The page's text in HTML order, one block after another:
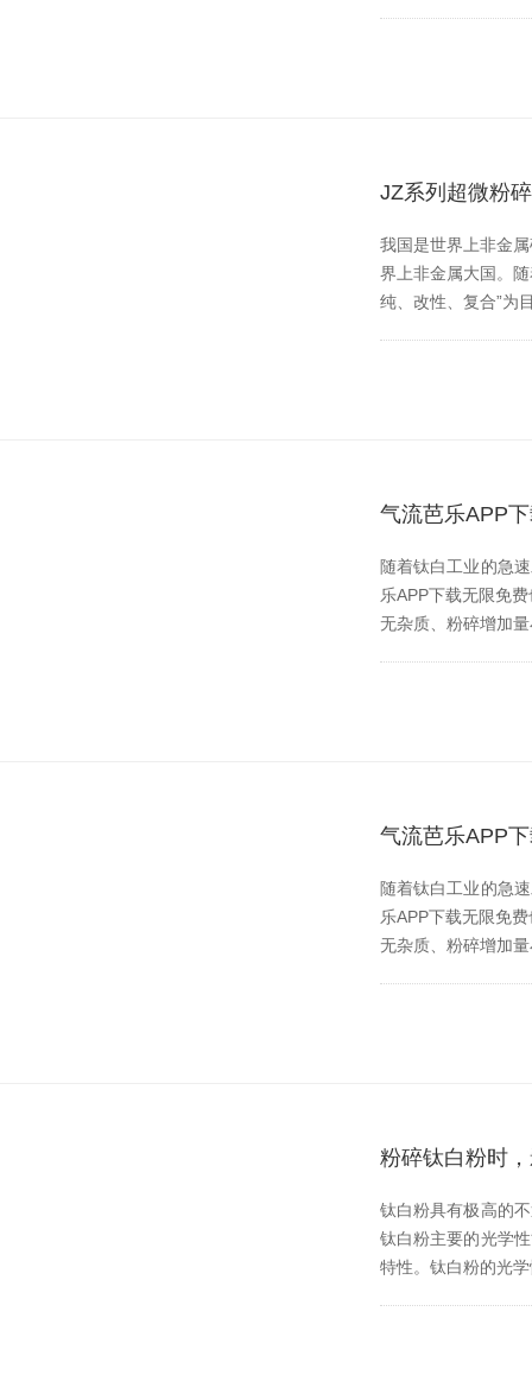
JZ系列超微粉
我国是世界上非金属
界上非金属大国。
纯、改性、复合
气流芭乐APP
随着钛白工业的急速
乐APP下载无限免费也
无杂质、粉碎增
气流芭乐APP
随着钛白工业的急速
乐APP下载无限免费
无杂质、粉碎增
粉碎钛白粉时
钛白粉具有极高的不透
钛白粉主要的光学性
特性。钛白粉的